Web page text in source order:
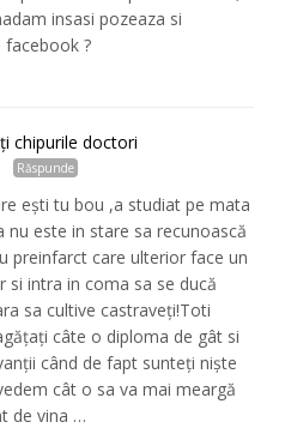
insasi pozeaza si
facebook ?
chipurile doctori
Răspunde
ești tu bou ,a studiat pe mata
nu este in stare sa recunoască
preinfarct care ulterior face un
si intra in coma sa se ducă
sa cultive castraveți!Toti
câte o diploma de gât si
când de fapt sunteți niște
cât o sa va mai meargă
de vina …